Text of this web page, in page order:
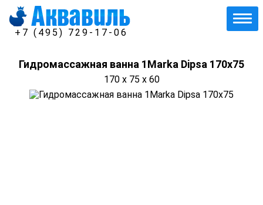
+7 (495) 729-17-06
Гидромассажная ванна 1Marka Dipsa 170x75
170 x 75 x 60